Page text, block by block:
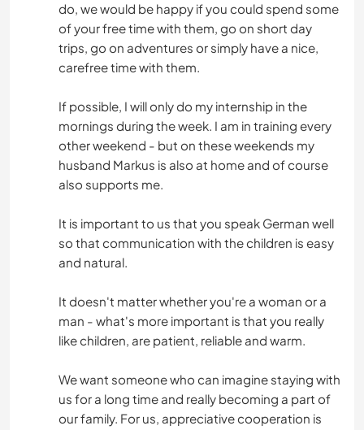
do, we would be happy if you could spend some
of your free time with them, go on short day
trips, go on adventures or simply have a nice,
carefree time with them.
If possible, I will only do my internship in the
mornings during the week. I am in training every
other weekend - but on these weekends my
husband Markus is also at home and of course
also supports me.
It is important to us that you speak German well
so that communication with the children is easy
and natural.
It doesn't matter whether you're a woman or a
man - what's more important is that you really
like children, are patient, reliable and warm.
We want someone who can imagine staying with
us for a long time and really becoming a part of
our family. For us, appreciative cooperation is